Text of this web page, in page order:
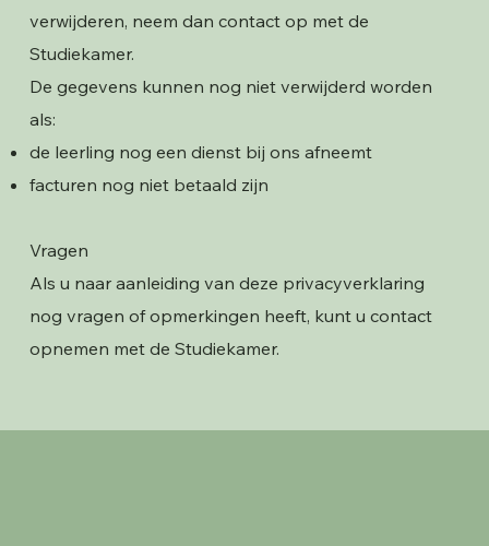
verwijderen, neem dan contact op met de
Studiekamer.
De gegevens kunnen nog niet verwijderd worden
als:
de leerling nog een dienst bij ons afneemt
facturen nog niet betaald zijn
Vragen
Als u naar aanleiding van deze privacyverklaring
nog vragen of opmerkingen heeft, kunt u contact
opnemen met de Studiekamer.